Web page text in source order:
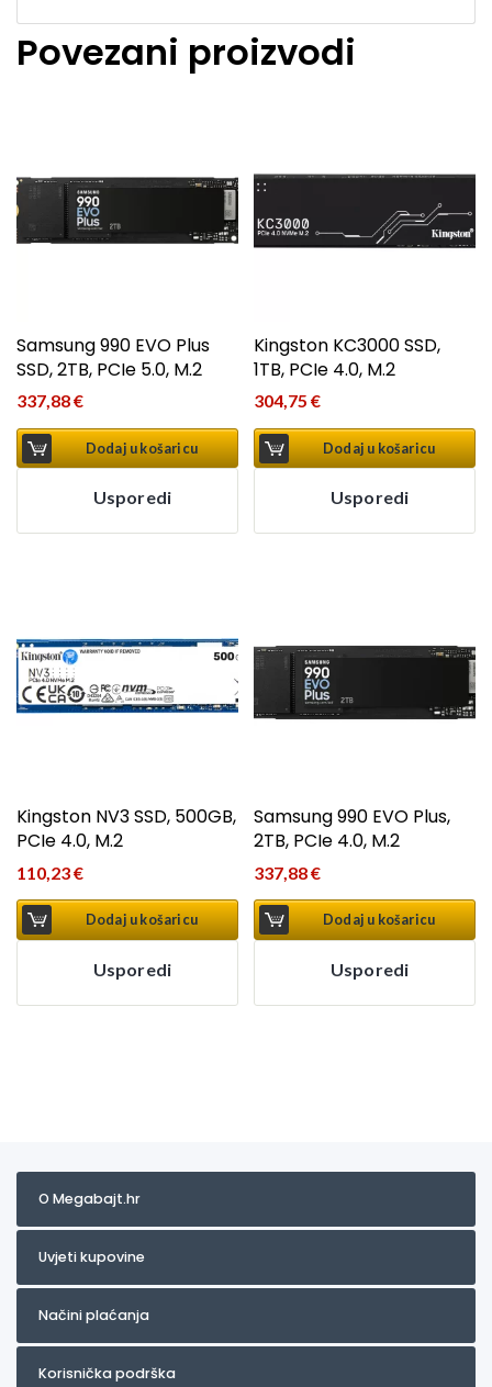
Povezani proizvodi
Samsung 990 EVO Plus
SSD, 2TB, PCIe 5.0, M.2
337,88€
Dodaj u košaricu
Usporedi
Kingston KC3000 SSD,
1TB, PCIe 4.0, M.2
304,75€
Dodaj u košaricu
Usporedi
Kingston NV3 SSD, 500GB,
PCIe 4.0, M.2
110,23€
Dodaj u košaricu
Usporedi
Samsung 990 EVO Plus,
2TB, PCIe 4.0, M.2
337,88€
Dodaj u košaricu
Usporedi
O Megabajt.hr
Uvjeti kupovine
Načini plaćanja
Korisnička podrška